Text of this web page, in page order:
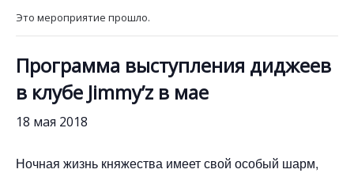
Это мероприятие прошло.
Программа выступления диджеев
в клубе Jimmy’z в мае
18 мая 2018
Ночная жизнь княжества имеет свой особый шарм,